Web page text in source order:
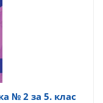
№ 2 за 5. клас